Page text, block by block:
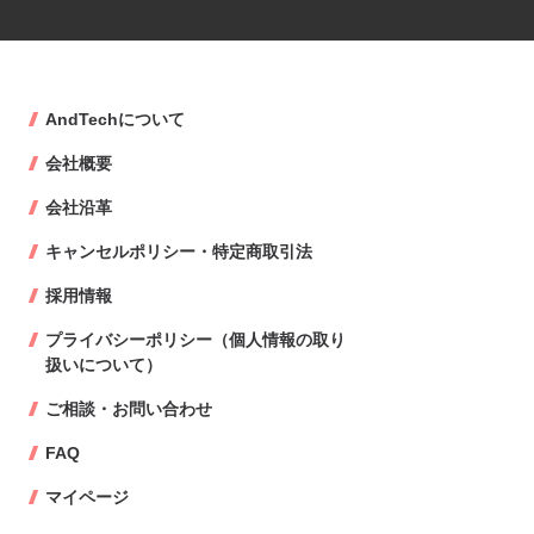
AndTechについて
会社概要
会社沿革
キャンセルポリシー・特定商取引法
採用情報
プライバシーポリシー（個人情報の取り
扱いについて）
ご相談・お問い合わせ
FAQ
マイページ